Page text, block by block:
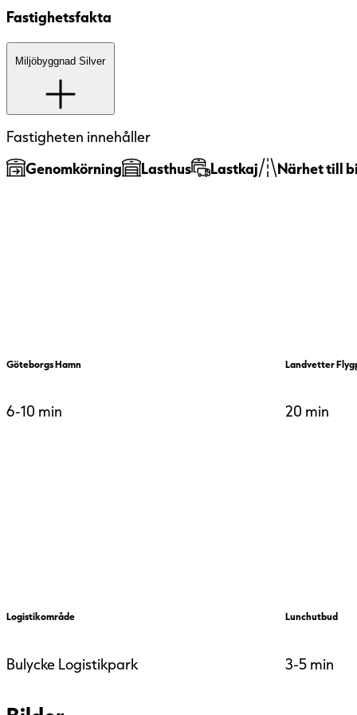
Hållbar fastighet
Fastighetsfakta
Miljöbyggnad Silver
systemet är idag ett etablerat
kvalitetssäkra miljöarbetet i
cirkularitet.
Fastigheten innehåller
Genomkörning Lasthus Lastkaj Närhet till
Göteborgs Hamn
6-10 min
Landvetter
20 min
Logistikområde
Bulycke Logistikpark
Lunchutbud
3-5 min